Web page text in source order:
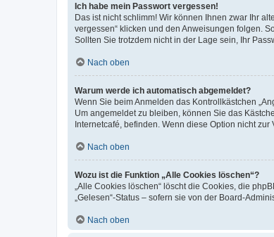
Ich habe mein Passwort vergessen!
Das ist nicht schlimm! Wir können Ihnen zwar Ihr
vergessen“ klicken und den Anweisungen folgen.
Sollten Sie trotzdem nicht in der Lage sein, Ihr
Nach oben
Warum werde ich automatisch abgemeldet?
Wenn Sie beim Anmelden das Kontrollkästchen
Um angemeldet zu bleiben, können Sie das
Internetcafé, befinden. Wenn diese Option nicht
Nach oben
Wozu ist die Funktion „Alle Cookies löschen“?
„Alle Cookies löschen“ löscht die Cookies, die
„Gelesen“-Status – sofern sie von der Board-
Nach oben